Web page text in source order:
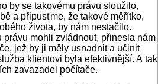
by se takovému právu sloužilo,
a připusťme, že takové měřítko,
života, by nám nestačilo.
mohli zvládnout, přinesla nám
jež by ji měly usnadnit a učinit
klientovi byla efektivnější. A tak
zavazadel počítače.